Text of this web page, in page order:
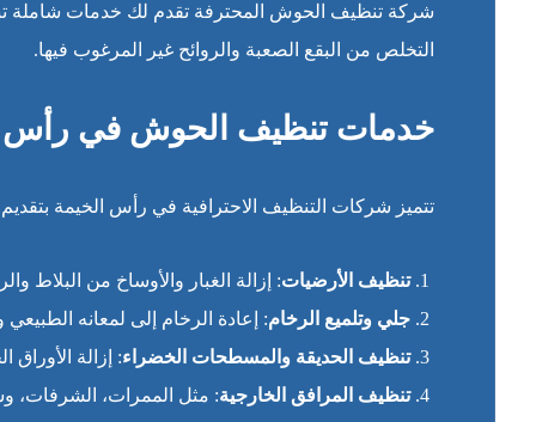
شركة تنظيف الحوش المحترفة تقدم لك خدمات شاملة
التخلص من البقع الصعبة والروائح غير المرغوب فيها.
خدمات تنظيف الحوش في رأس
تتميز شركات التنظيف الاحترافية في رأس الخيمة
تنظيف الأرضيات: إزالة الغبار والأوساخ من البلاط
جلي وتلميع الرخام: إعادة الرخام إلى لمعانه
تنظيف الحديقة والمسطحات الخضراء: إزالة الأوراق
تنظيف المرافق الخارجية: مثل الممرات، الشرفات،